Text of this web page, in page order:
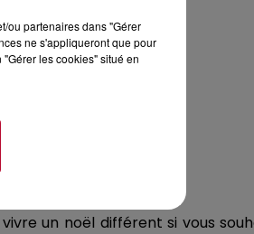
un noël différent si vous
ou partenaires dans "Gérer
ne s'appliqueront que pour
les cookies" situé en